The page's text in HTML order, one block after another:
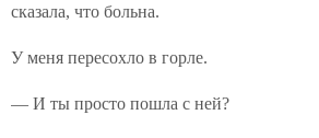
сказала, что больна.
У меня пересохло в горле.
— И ты просто пошла с ней?